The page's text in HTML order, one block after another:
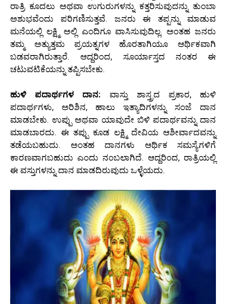
ರಾತ್ರಿ ಕೂದಲು ಅಥವಾ ಉಗುರುಗಳನ್ನು ಕತ್ತರಿಸುವುದನ್ನು ತುಂಬಾ
ಅಶುಭವೆಂದು ಪರಿಗಣಿಸುತ್ತವೆ. ಜನರು ಈ ತಪ್ಪನ್ನು ಮಾಡುವ
ಮನೆಯಲ್ಲಿ ಲಕ್ಷ್ಮಿ ಅಲ್ಲಿ ಎಂದಿಗೂ ವಾಸಿಸುವುದಿಲ್ಲ. ಅಂತಹ ಜನರು
ತಮ್ಮ ಅತ್ಯುತ್ತಮ ಪ್ರಯತ್ನಗಳ ಹೊರತಾಗಿಯೂ ಆರ್ಥಿಕವಾಗಿ
ಬಡವರಾಗಿರುತ್ತಾರೆ. ಆದ್ದರಿಂದ, ಸೂರ್ಯಾಸ್ತದ ನಂತರ ಈ
ಚಟುವಟಿಕೆಯನ್ನು ತಪ್ಪಿಸಬೇಕು.
ಹುಳಿ ಪದಾರ್ಥಗಳ ದಾನ: ವಾಸ್ತು ಶಾಸ್ತ್ರದ ಪ್ರಕಾರ, ಹುಳಿ
ಪದಾರ್ಥಗಳು, ಅರಿಶಿನ, ಹಾಲು ಇತ್ಯಾದಿಗಳನ್ನು ಸಂಜೆ ದಾನ
ಮಾಡಬೇಕು. ಉಪ್ಪು ಅಥವಾ ಯಾವುದೇ ಬಿಳಿ ಪದಾರ್ಥವನ್ನು ದಾನ
ಮಾಡಬಾರದು. ಈ ತಪ್ಪು ಕೂಡ ಲಕ್ಷ್ಮಿ ದೇವಿಯ ಆಶೀರ್ವಾದವನ್ನು
ತಡೆಯಬಹುದು. ಅಂತಹ ದಾನಗಳು ಆರ್ಥಿಕ ಸಮಸ್ಯೆಗಳಿಗೆ
ಕಾರಣವಾಗಬಹುದು ಎಂದು ನಂಬಲಾಗಿದೆ. ಆದ್ದರಿಂದ, ರಾತ್ರಿಯಲ್ಲಿ
ಈ ವಸ್ತುಗಳನ್ನು ದಾನ ಮಾಡದಿರುವುದು ಒಳ್ಳೆಯದು.